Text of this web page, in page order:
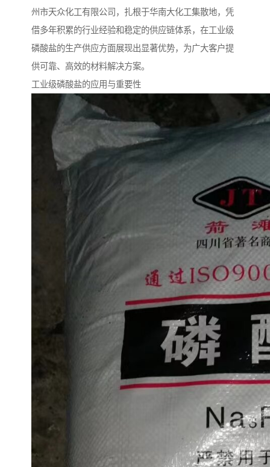
州市天众化工有限公司，扎根于华南大化工集散地，凭
借多年积累的行业经验和稳定的供应链体系，在工业级
磷酸盐的生产供应方面展现出显著优势，为广大客户提
供可靠、高效的材料解决方案。
工业级磷酸盐的应用与重要性